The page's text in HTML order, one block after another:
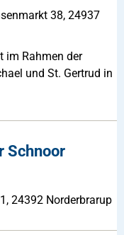
38, 24937
im Rahmen der
und St. Gertrud in
Schnoor
24392 Norderbrarup